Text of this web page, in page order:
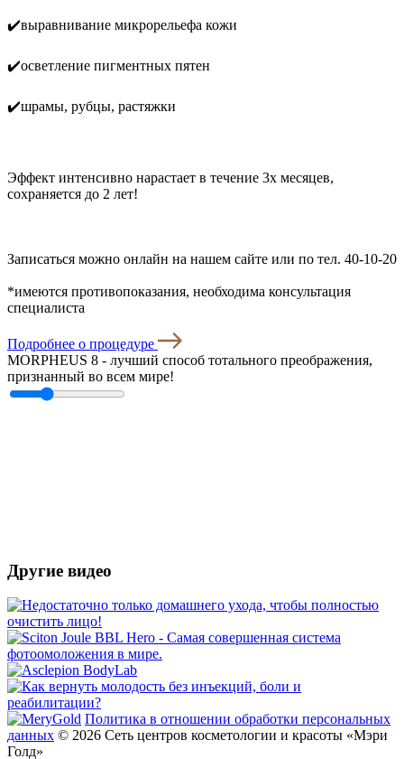
✔️выравнивание микрорельефа кожи
✔️осветление пигментных пятен
✔️шрамы, рубцы, растяжки
Эффект интенсивно нарастает в течение 3х месяцев,
сохраняется до 2 лет!
Записаться можно онлайн на нашем сайте или по тел. 40-10-20
*имеются противопоказания, необходима консультация
специалиста
Подробнее о процедуре
MORPHEUS 8 - лучший способ тотального преображения,
признанный во всем мире!
Другие видео
Политика в отношении обработки персональных
данных © 2026 Сеть центров косметологии и красоты «Мэри
Голд»